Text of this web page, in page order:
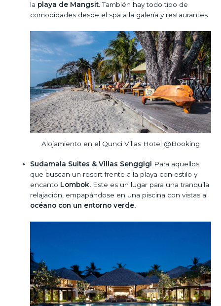
la playa de Mangsit. También hay todo tipo de
comodidades desde el spa a la galería y restaurantes.
Alojamiento en el Qunci Villas Hotel @Booking
Sudamala Suites & Villas Senggigi Para aquellos
que buscan un resort frente a la playa con estilo y
encanto Lombok. Este es un lugar para una tranquila
relajación, empapándose en una piscina con vistas al
océano con un entorno verde.